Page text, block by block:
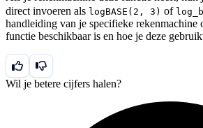
direct invoeren als logBASE(2, 3) of
handleiding van je specifieke rekenmachine
functie beschikbaar is en hoe je deze
Wil je betere cijfers halen?